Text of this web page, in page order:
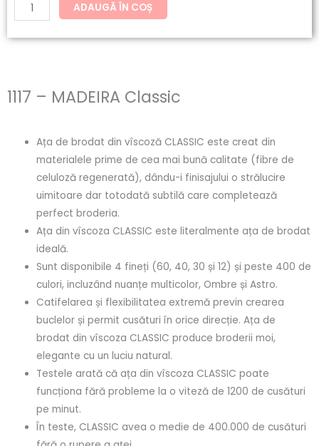
ADAUGĂ ÎN COȘ
1117 – MADEIRA Classic
Ața de brodat din vîscoză CLASSIC este creat din
materialele prime de cea mai bună calitate (fibre de
celuloză regenerată), dându-i finisajului o strălucire
uimitoare dar totodată subtilă care completează
perfect broderia.
Ața din vîscoza CLASSIC este literalmente ața de brodat
ideală.
Sunt disponibile 4 fineți (60, 40, 30 și 12) și peste 400 de
culori, incluzând nuanțe multicolor, Ombre și Astro.
Catifelarea și flexibilitatea extremă previn crearea
buclelor și permit cusături în orice direcție. Ața de
brodat din vîscoza CLASSIC produce broderii moi,
elegante cu un luciu natural.
Testele arată că ața din vîscoza CLASSIC poate
funcționa fără probleme la o viteză de 1200 de cusături
pe minut.
În teste, CLASSIC avea o medie de 400.000 de cusături